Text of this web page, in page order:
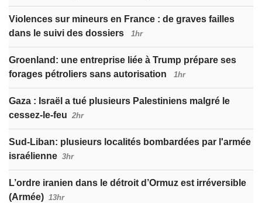
Violences sur mineurs en France : de graves failles
dans le suivi des dossiers
1hr
Groenland: une entreprise liée à Trump prépare ses
forages pétroliers sans autorisation
1hr
Gaza : Israël a tué plusieurs Palestiniens malgré le
cessez-le-feu 2hr
Sud-Liban: plusieurs localités bombardées par l'armée
israélienne 3hr
L’ordre iranien dans le détroit d’Ormuz est irréversible
(Armée) 13hr